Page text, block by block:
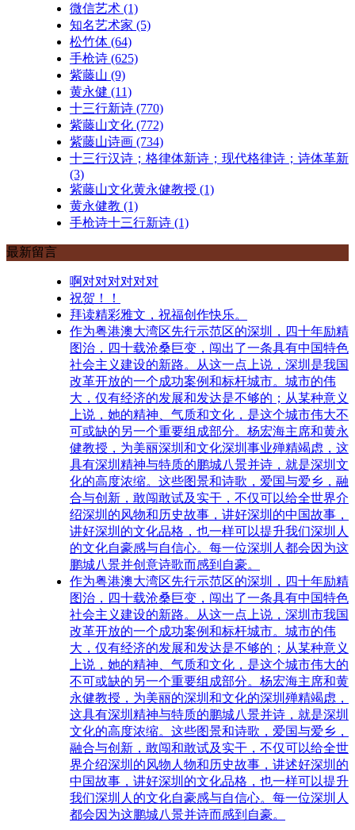
微信艺术 (1)
知名艺术家 (5)
松竹体 (64)
手枪诗 (625)
紫藤山 (9)
黄永健 (11)
十三行新诗 (770)
紫藤山文化 (772)
紫藤山诗画 (734)
十三行汉诗；格律体新诗；现代格律诗；诗体革新
(3)
紫藤山文化黄永健教授 (1)
黄永健教 (1)
手枪诗十三行新诗 (1)
最新留言
啊对对对对对对
祝贺！！
拜读精彩雅文，祝福创作快乐。
作为粤港澳大湾区先行示范区的深圳，四十年励精
图治，四十载沧桑巨变，闯出了一条具有中国特色
社会主义建设的新路。从这一点上说，深圳是我国
改革开放的一个成功案例和标杆城市。城市的伟
大，仅有经济的发展和发达是不够的；从某种意义
上说，她的精神、气质和文化，是这个城市伟大不
可或缺的另一个重要组成部分。杨宏海主席和黄永
健教授，为美丽深圳和文化深圳事业殚精竭虑，这
具有深圳精神与特质的鹏城八景并诗，就是深圳文
化的高度浓缩。这些图景和诗歌，爱国与爱乡，融
合与创新，敢闯敢试及实干，不仅可以给全世界介
绍深圳的风物和历史故事，讲好深圳的中国故事，
讲好深圳的文化品格，也一样可以提升我们深圳人
的文化自豪感与自信心。每一位深圳人都会因为这
鹏城八景并创意诗歌而感到自豪。
作为粤港澳大湾区先行示范区的深圳，四十年励精
图治，四十载沧桑巨变，闯出了一条具有中国特色
社会主义建设的新路。从这一点上说，深圳市我国
改革开放的一个成功案例和标杆城市。城市的伟
大，仅有经济的发展和发达是不够的；从某种意义
上说，她的精神、气质和文化，是这个城市伟大的
不可或缺的另一个重要组成部分。杨宏海主席和黄
永健教授，为美丽的深圳和文化的深圳殚精竭虑，
这具有深圳精神与特质的鹏城八景并诗，就是深圳
文化的高度浓缩。这些图景和诗歌，爱国与爱乡，
融合与创新，敢闯和敢试及实干，不仅可以给全世
界介绍深圳的风物人物和历史故事，讲述好深圳的
中国故事，讲好深圳的文化品格，也一样可以提升
我们深圳人的文化自豪感与自信心。每一位深圳人
都会因为这鹏城八景并诗而感到自豪。